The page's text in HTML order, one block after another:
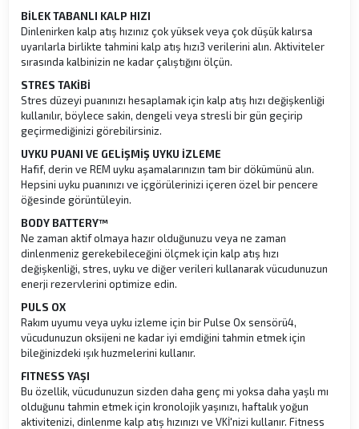
BİLEK TABANLI KALP HIZI
Dinlenirken kalp atış hızınız çok yüksek veya çok düşük kalırsa
uyarılarla birlikte tahmini kalp atış hızı3 verilerini alın. Aktiviteler
sırasında kalbinizin ne kadar çalıştığını ölçün.
STRES TAKİBİ
Stres düzeyi puanınızı hesaplamak için kalp atış hızı değişkenliği
kullanılır, böylece sakin, dengeli veya stresli bir gün geçirip
geçirmediğinizi görebilirsiniz.
UYKU PUANI VE GELİŞMİŞ UYKU İZLEME
Hafif, derin ve REM uyku aşamalarınızın tam bir dökümünü alın.
Hepsini uyku puanınızı ve içgörülerinizi içeren özel bir pencere
öğesinde görüntüleyin.
BODY BATTERY™
Ne zaman aktif olmaya hazır olduğunuzu veya ne zaman
dinlenmeniz gerekebileceğini ölçmek için kalp atış hızı
değişkenliği, stres, uyku ve diğer verileri kullanarak vücudunuzun
enerji rezervlerini optimize edin.
PULS OX
Rakım uyumu veya uyku izleme için bir Pulse Ox sensörü4,
vücudunuzun oksijeni ne kadar iyi emdiğini tahmin etmek için
bileğinizdeki ışık huzmelerini kullanır.
FITNESS YAŞI
Bu özellik, vücudunuzun sizden daha genç mi yoksa daha yaşlı mı
olduğunu tahmin etmek için kronolojik yaşınızı, haftalık yoğun
aktivitenizi, dinlenme kalp atış hızınızı ve VKİ'nizi kullanır. Fitness